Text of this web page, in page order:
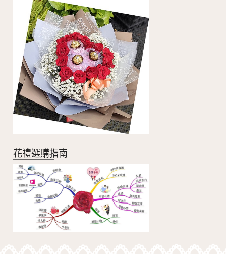
花禮選購指南